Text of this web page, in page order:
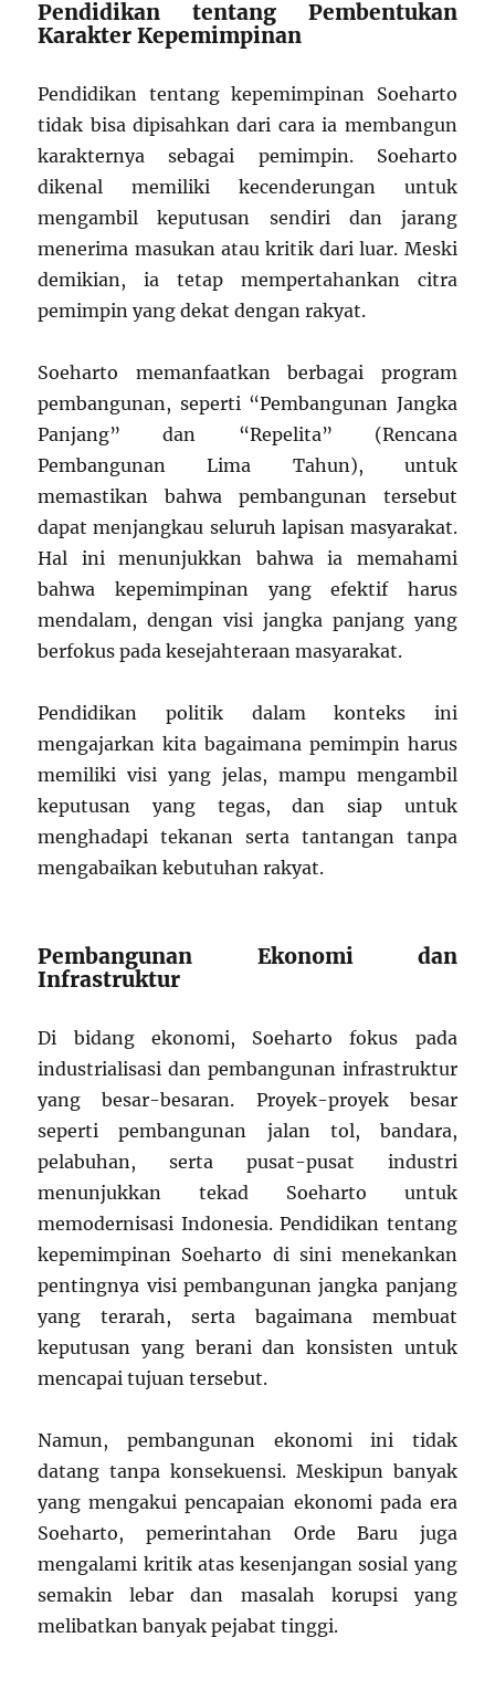
Pendidikan tentang Pembentukan
Karakter Kepemimpinan
Pendidikan tentang kepemimpinan Soeharto
tidak bisa dipisahkan dari cara ia membangun
karakternya sebagai pemimpin. Soeharto
dikenal memiliki kecenderungan untuk
mengambil keputusan sendiri dan jarang
menerima masukan atau kritik dari luar. Meski
demikian, ia tetap mempertahankan citra
pemimpin yang dekat dengan rakyat.
Soeharto memanfaatkan berbagai program
pembangunan, seperti “Pembangunan Jangka
Panjang” dan “Repelita” (Rencana
Pembangunan Lima Tahun), untuk
memastikan bahwa pembangunan tersebut
dapat menjangkau seluruh lapisan masyarakat.
Hal ini menunjukkan bahwa ia memahami
bahwa kepemimpinan yang efektif harus
mendalam, dengan visi jangka panjang yang
berfokus pada kesejahteraan masyarakat.
Pendidikan politik dalam konteks ini
mengajarkan kita bagaimana pemimpin harus
memiliki visi yang jelas, mampu mengambil
keputusan yang tegas, dan siap untuk
menghadapi tekanan serta tantangan tanpa
mengabaikan kebutuhan rakyat.
Pembangunan Ekonomi dan
Infrastruktur
Di bidang ekonomi, Soeharto fokus pada
industrialisasi dan pembangunan infrastruktur
yang besar-besaran. Proyek-proyek besar
seperti pembangunan jalan tol, bandara,
pelabuhan, serta pusat-pusat industri
menunjukkan tekad Soeharto untuk
memodernisasi Indonesia. Pendidikan tentang
kepemimpinan Soeharto di sini menekankan
pentingnya visi pembangunan jangka panjang
yang terarah, serta bagaimana membuat
keputusan yang berani dan konsisten untuk
mencapai tujuan tersebut.
Namun, pembangunan ekonomi ini tidak
datang tanpa konsekuensi. Meskipun banyak
yang mengakui pencapaian ekonomi pada era
Soeharto, pemerintahan Orde Baru juga
mengalami kritik atas kesenjangan sosial yang
semakin lebar dan masalah korupsi yang
melibatkan banyak pejabat tinggi.